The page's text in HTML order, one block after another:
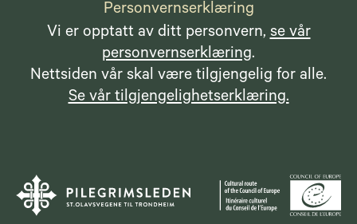
Personvernserklæring
Vi er opptatt av ditt personvern,se vår
personvernserklæring.
Nettsiden vår skal være tilgjengelig for alle.
Se vår tilgjengelighetserklæring.